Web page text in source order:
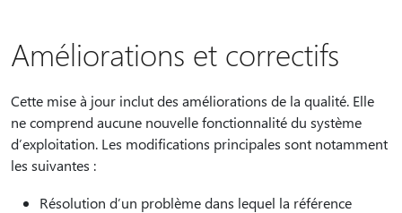
Améliorations et correctifs
Cette mise à jour inclut des améliorations de la qualité. Elle
ne comprend aucune nouvelle fonctionnalité du système
d’exploitation. Les modifications principales sont notamment
les suivantes :
Résolution d’un problème dans lequel la référence